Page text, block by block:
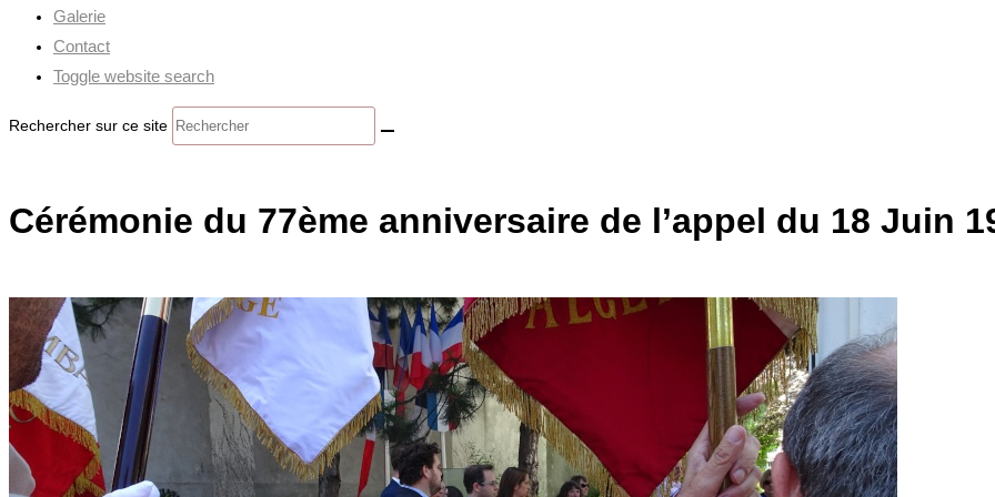
Galerie
Contact
Toggle website search
Rechercher sur ce site
Cérémonie du 77ème anniversaire de l’appel du 18 Juin